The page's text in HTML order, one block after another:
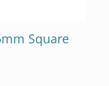
Square